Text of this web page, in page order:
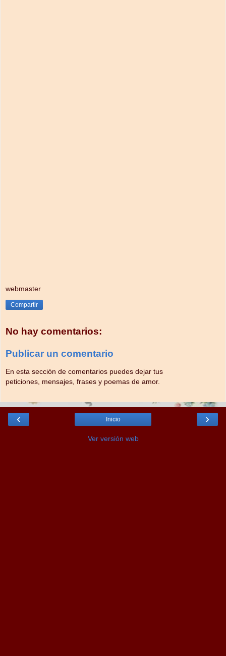
webmaster
Compartir
No hay comentarios:
Publicar un comentario
En esta sección de comentarios puedes dejar tus
peticiones, mensajes, frases y poemas de amor.
‹ ›
Inicio
Ver versión web